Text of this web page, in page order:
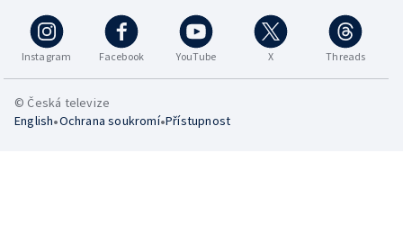
Instagram Facebook YouTube X Threads
© Česká televize
English•Ochrana soukromí•Přístupnost